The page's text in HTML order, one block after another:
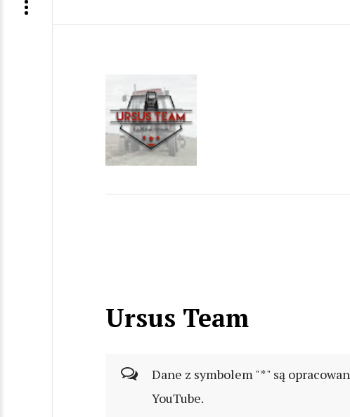
Ursus Team
Dane z symbolem "*" są
YouTube.